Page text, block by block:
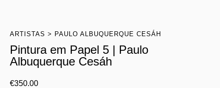
ARTISTAS PAULO ALBUQUERQUE CESÁH
Pintura em Papel 5 | Paulo
Albuquerque Cesáh
€350.00